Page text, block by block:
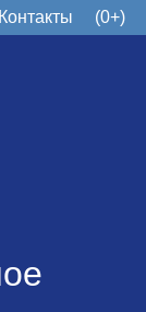
Контакты (0+)